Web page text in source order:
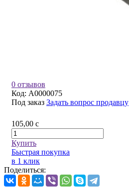
0 отзывов
Код: A0000075
Под заказ Задать вопрос продавцу
105,00 c
Купить
Быстрая покупка
в 1 клик
Поделиться: